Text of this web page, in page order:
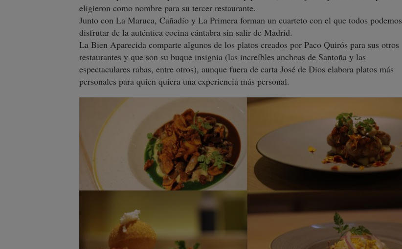
eligieron como nombre para su tercer restaurante.
Junto con La Maruca, Cañadío y La Primera forman un cuarteto con el que todos podemos
disfrutar de la auténtica cocina cántabra sin salir de Madrid.
La Bien Aparecida comparte algunos de los platos creados por Paco Quirós para sus otros
restaurantes y que son su buque insignia (las increíbles anchoas de Santoña y las
espectaculares rabas, entre otros), aunque fuera de carta José de Dios elabora platos más
personales para quien quiera una experiencia más personal.